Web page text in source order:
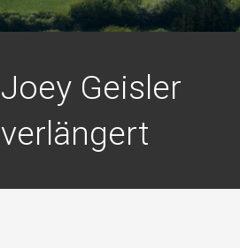
Joey Geisler
verlängert